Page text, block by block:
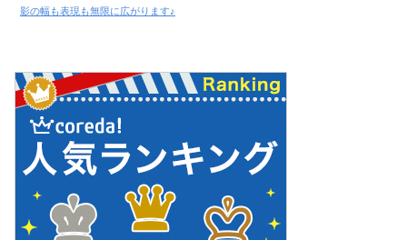
影の幅も表現も無限に広がります♪